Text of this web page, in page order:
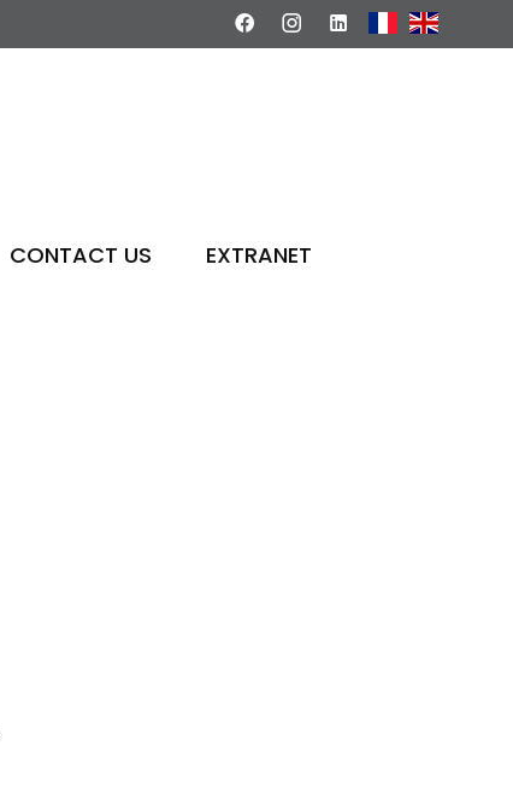
CONTACT US EXTRANET